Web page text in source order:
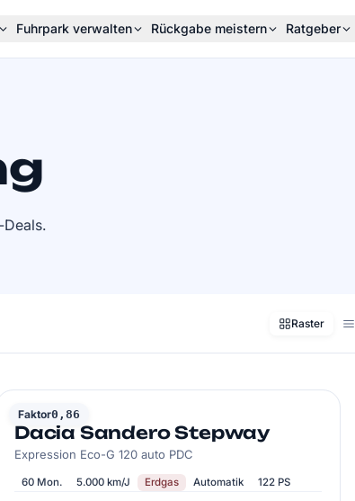
Fuhrpark verwalten Rückgabe meistern Ratgeber
Raster
Faktor0,86
DACIA
Dacia Sandero Stepway
Expression Eco-G 120 auto PDC
60 Mon. 5.000 km/J Erdgas Automatik 122 PS